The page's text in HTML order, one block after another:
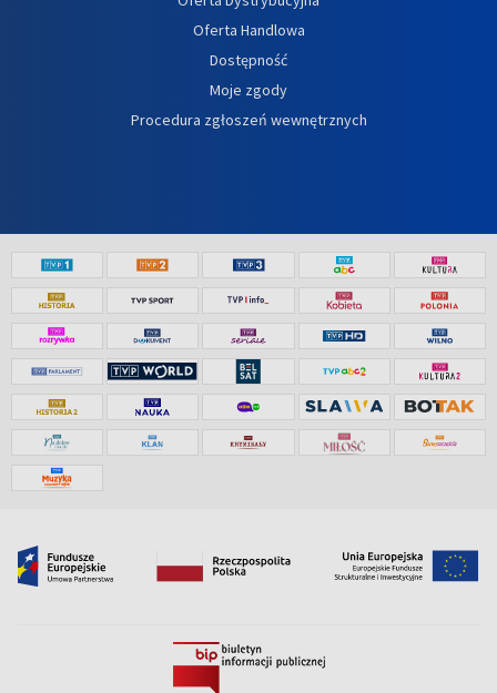
Oferta Handlowa
Dostępność
Moje zgody
Procedura zgłoszeń wewnętrznych